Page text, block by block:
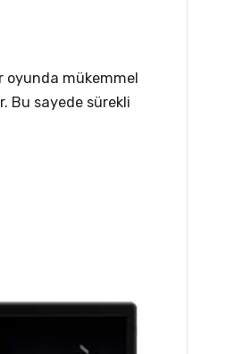
oyunda mükemmel
Bu sayede sürekli